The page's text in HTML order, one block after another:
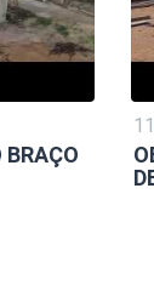
BRAÇO